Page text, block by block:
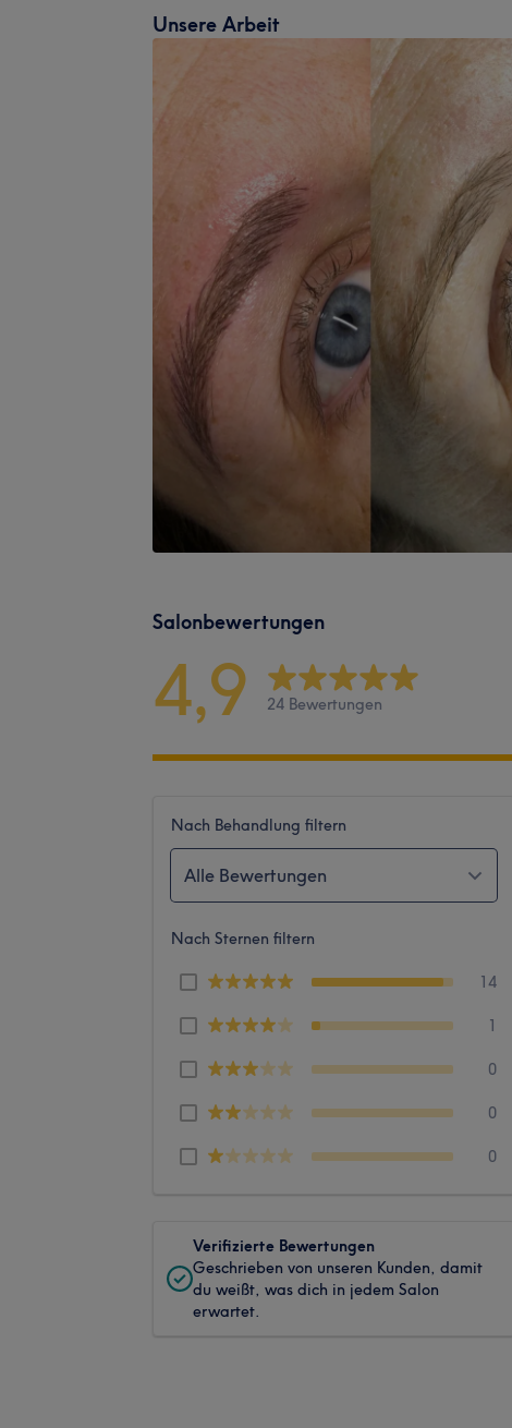
Unsere Arbeit
Salonbewertungen
4,9 24 Bewertungen
Nach Behandlung filtern
Alle Bewertungen
Nach Sternen filtern
14
1
0
0
0
Verifizierte Bewertungen
Geschrieben von unseren Kunden, damit
du weißt, was dich in jedem Salon
erwartet.